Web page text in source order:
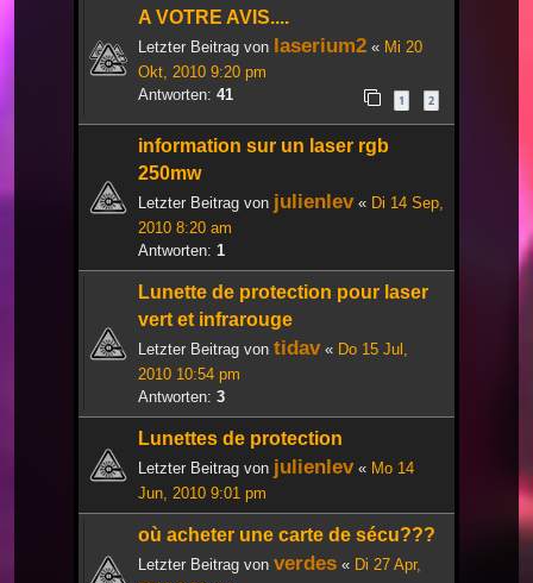
A VOTRE AVIS....
Letzter Beitrag von laserium2 « Mi 20
Okt, 2010 9:20 pm
Antworten: 41 1 2
information sur un laser rgb
250mw
Letzter Beitrag von julienlev« Di 14 Sep,
2010 8:20 am
Antworten: 1
Lunette de protection pour laser
vert et infrarouge
Letzter Beitrag von tidav« Do 15 Jul,
2010 10:54 pm
Antworten: 3
Lunettes de protection
Letzter Beitrag von julienlev« Mo 14
Jun, 2010 9:01 pm
où acheter une carte de sécu???
Letzter Beitrag von verdes « Di 27 Apr,